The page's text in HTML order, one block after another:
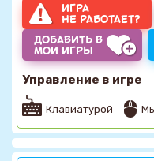
ИГРА
НЕ РАБОТАЕТ?
ДОБАВИТЬ В
МОИ ИГРЫ
Управление в игре
Клавиатурой